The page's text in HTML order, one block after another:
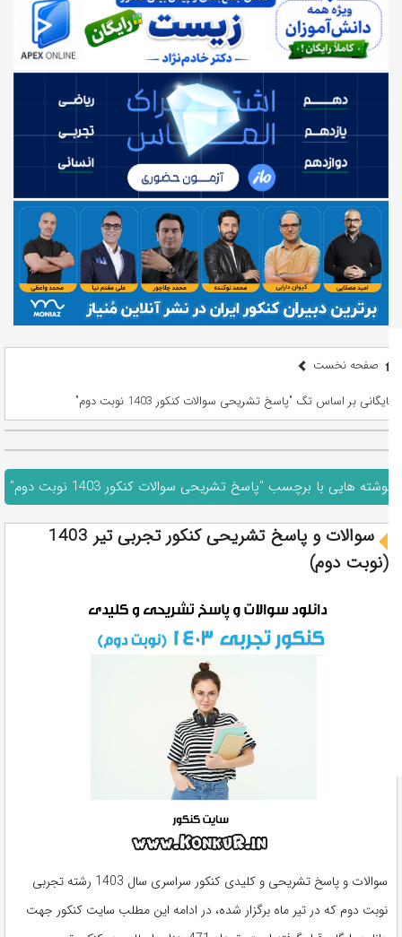
صفحه نخست
بایگانی بر اساس تگ "پاسخ تشریحی سوالات کنکور 1403 نوبت دوم"
نوشته هایی با برچسب "پاسخ تشریحی سوالات کنکور 1403 نوبت دوم"
سوالات و پاسخ تشریحی کنکور تجربی تیر 1403
(نوبت دوم)
سوالات و پاسخ تشریحی و کلیدی کنکور سراسری سال 1403 رشته تجربی
نوبت دوم که در تیر ماه برگزار شده، در ادامه این مطلب سایت کنکور جهت